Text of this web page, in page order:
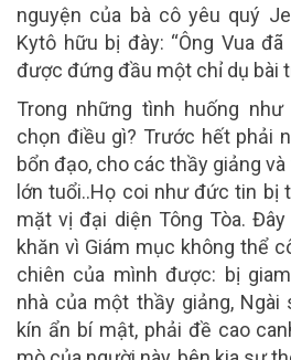
nguyện của bà cô yêu quý
Kytô hữu bị đày: “Ông Vua
được đứng đầu một chỉ dụ bài
Trong những tình huống
chọn điều gì? Trước hết phải
bổn đạo, cho các thầy giảng
lớn tuổi..Họ coi như đức tin bị
mặt vị đại diện Tông Tòa.
khăn vì Giám mục không thể
chiên của mình được: bị
nhà của một thầy giảng, Ngài
kín ẩn bí mật, phải đề cao